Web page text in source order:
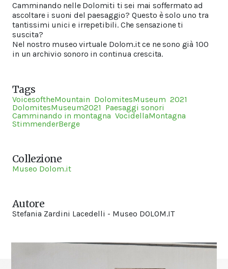
Camminando nelle Dolomiti ti sei mai soffermato ad
ascoltare i suoni del paesaggio? Questo è solo uno tra
tantissimi unici e irrepetibili. Che sensazione ti
suscita?
Nel nostro museo virtuale Dolom.it ce ne sono già 100
in un archivio sonoro in continua crescita.
Tags
VoicesoftheMountain DolomitesMuseum 2021
DolomitesMuseum2021 Paesaggi sonori
Camminando in montagna VocidellaMontagna
StimmenderBerge
Collezione
Museo Dolom.it
Autore
Stefania Zardini Lacedelli - Museo DOLOM.IT